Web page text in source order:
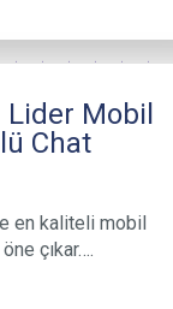
Mobil
Chat
en kaliteli mobil
çıkar….